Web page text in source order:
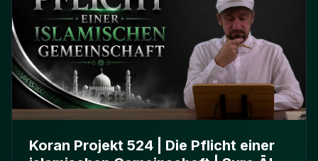
Koran Projekt 524 | Die Pflicht einer